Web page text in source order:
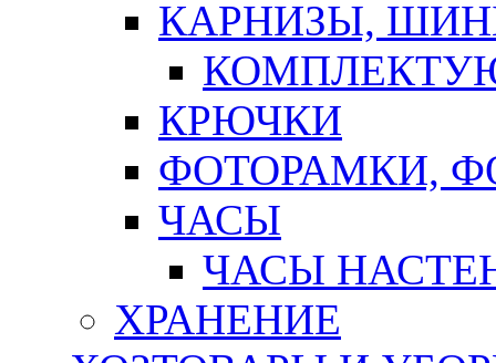
КАРНИЗЫ,
КРЮЧКИ
ФОТОРАМКИ,
ЧАСЫ
ЧАСЫ
ХРАНЕНИЕ